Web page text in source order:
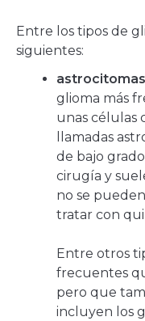
Entre los tipos de
siguientes:
glioma más
unas células
llamadas
de bajo
cirugía y
no se
tratar con
Entre otros
frecuentes
pero que
incluyen los